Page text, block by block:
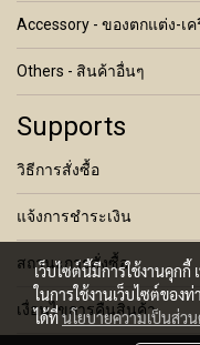
Accessory - ของตกแต่ง-เ
Others - สินค้าอื่นๆ
Supports
วิธีการสั่งซื้อ
แจ้งการชำระเงิน
สถานะการสั่งซื้อ
เงื่อนไขการคืนสินค้า
เว็บไซต์นี้มีการใช้งานคุก
ในการใช้งานเว็บไซต์ของ
ได้ที่นโยบายความเป็นส่ว